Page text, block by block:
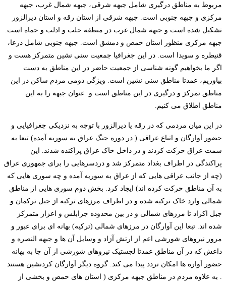
مربوط به مناطق درگیری شامل جبهه شرقی، جبهه شمال غرب، جبهه
مرکزی و جبهه جنوبی است. جبهه شرقی از استان رقه و استان دیرالزور
تشکیل شده است و جبهه شمال غرب در منطقه حلب و ادلب و حماه است.
جبهه مرکزی منظور استان حمص و دمشق است. جبهه جنوبی شامل درعا،
قنیطره و سویدا است. در این جغرافیا جمعیت سنی نشین متمرکز هست و
اگر ما بخواهیم گونه شناسی از جمعیت حاضر در این مناطق به دست
بیاوریم، عمدتا مناطق سنی نشین است. ویژگی دومی مردم ساکن در این
مناطق تمرکز و درگیری در این مناطق است و عنوان جبهه را به این
مناطق اطلاق می کنیم.
در این میان مردمی که در رقه یا دیرالزور با توجه به نزدیکی جغرافیایی و
حضور آوارگان و اتباع عراقی ( در دوره جنگ عراق به سوریه آمده) تبعا به
سمت عراق حرکت کردند و در داخل خاک عراق پراکنده شدند. این
پراکندگی در اطراف بغداد متمرکز شد و دردسرهایی را برای جمهوری عراق
(چه از جانب عراقی هایی که از عراق به سوریه آمده و چه سوری هایی که
به آن مناطق حرکت کرده اند) ایجاد کرد. بخش دوم سوری هایی از مناطق
شمالی وارد خاک ترکیه شده و در اطراف مرزهای ترکیه از جبل ترکمان و
جبل اکراد تا مرزهای شمالی و در بین محدوده جرابلس و اعزاز متمرکز
شده اند. تبعا این آوارگان در مرزهای شمالی (ترکیه) بهانه ای برای عبور و
مرور نیروهای شورشی اعم از ارتش آزاد و وسایل آن ها و جبهه النصره و
داعش که در آن مناطق عمدتا لجستیک نیروهای شورشی از آن جا به بهانه
حضور آواره ها امکان تردد پیدا می کند. گروه دیگر آوارگان کردنشین هستند
. به علاوه مردم در مناطق جبهه مرکزی ( استان های حمص و بخشی از